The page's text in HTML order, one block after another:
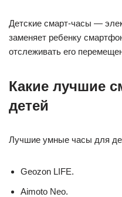
Детские смарт-часы —
заменяет ребенку
отслеживать его
Какие лучшие
детей
Лучшие умные часы для
Geozon LIFE.
Aimoto Neo.